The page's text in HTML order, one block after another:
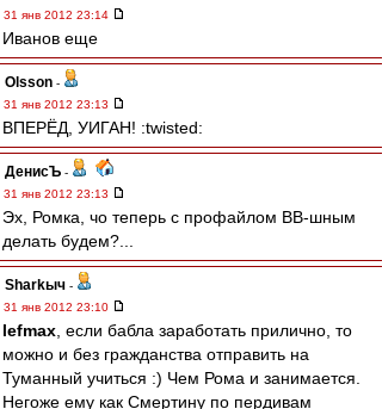
31 янв 2012 23:14
Иванов еще
Olsson -
31 янв 2012 23:13
ВПЕРЁД, УИГАН! :twisted:
ДенисЪ -
31 янв 2012 23:13
Эх, Ромка, чо теперь с профайлом ВВ-шным
делать будем?...
Sharkыч -
31 янв 2012 23:10
lefmax , если бабла заработать прилично, то
можно и без гражданства отправить на
Туманный учиться :) Чем Рома и занимается.
Негоже ему как Смертину по пердивам